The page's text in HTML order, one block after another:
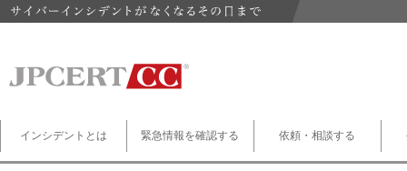
インシデントとは 緊急情報を確認する 依頼・相談する